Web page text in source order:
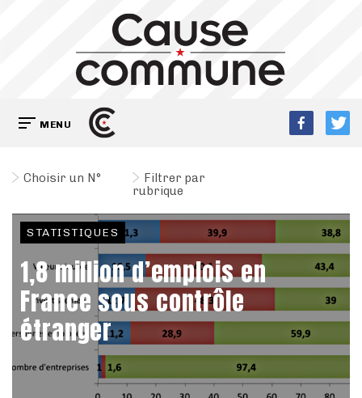
MENU
Choisir un N°
Filtrer par
rubrique
STATISTIQUES
1,8 million d’emplois en
France sous contrôle
étranger